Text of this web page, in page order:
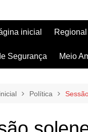
inicial Regional
Segurança Meio
Política